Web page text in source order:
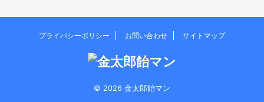
プライバシーポリシー お問い合わせ サイトマップ
© 2026 金太郎飴マン